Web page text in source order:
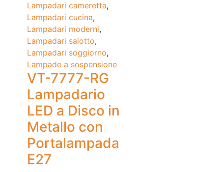
Lampadari cameretta,
Lampadari cucina,
Lampadari moderni,
Lampadari salotto,
Lampadari soggiorno,
Lampade a sospensione
VT-7777-RG
Lampadario
LED a Disco in
Metallo con
Portalampada
E27